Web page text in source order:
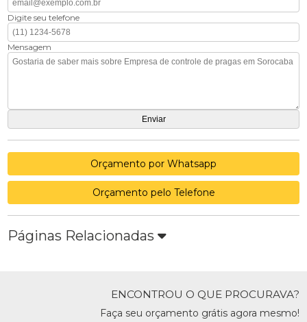
Digite seu telefone
Mensagem
Orçamento por Whatsapp
Orçamento pelo Telefone
Páginas Relacionadas
ENCONTROU O QUE PROCURAVA?
Faça seu orçamento grátis agora mesmo!